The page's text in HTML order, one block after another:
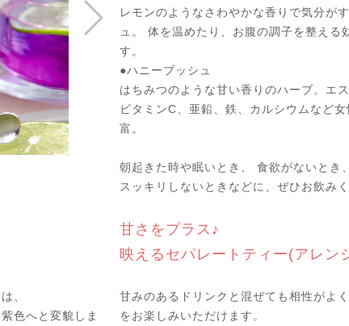
レモンのようなさわやかな香りで気分が
ュ。 体を温めたり、お腹の調子を整える
す。
●ハニーブッシュ
はちみつのような甘い香りのハーブ。エ
ビタミンC、亜鉛、鉄、カルシウムなど
富。
朝起きた時や眠いとき、 食欲がないとき
スッキリしないときなどに、ぜひお飲みく
、
色へと変貌しま
甘さをプラス♪
映えるセパレートティー(アレン
甘みのあるドリンクと混ぜても相性がよ
をお楽しみいただけます。